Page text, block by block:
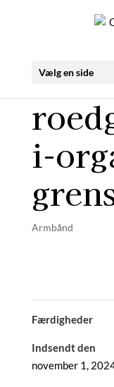
Vælg en side
i-
Armbånd
Færdigheder
Indsendt den
november 1,